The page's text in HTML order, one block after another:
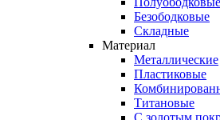
Безободковые
Складные
Материал
Металлические
Пластиковые
Титановые
С золотым